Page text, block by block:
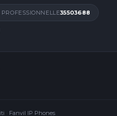
35503688
· Fanvil IP Phones